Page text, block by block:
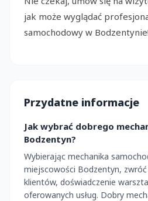
jak może wyglądać
samochodowy w Bodzentynie!
Przydatne informacje
Jak wybrać dobrego
Bodzentyn?
Wybierając mechanika
miejscowości Bodzentyn,
klientów, doświadczenie
oferowanych usług. Dobry